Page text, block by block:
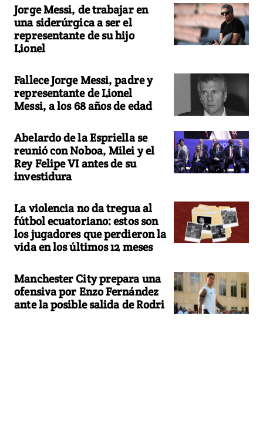
Jorge Messi, de trabajar en
una siderúrgica a ser el
representante de su hijo
Lionel
Fallece Jorge Messi, padre y
representante de Lionel
Messi, a los 68 años de edad
Abelardo de la Espriella se
reunió con Noboa, Milei y el
Rey Felipe VI antes de su
investidura
La violencia no da tregua al
fútbol ecuatoriano: estos son
los jugadores que perdieron la
vida en los últimos 12 meses
Manchester City prepara una
ofensiva por Enzo Fernández
ante la posible salida de Rodri